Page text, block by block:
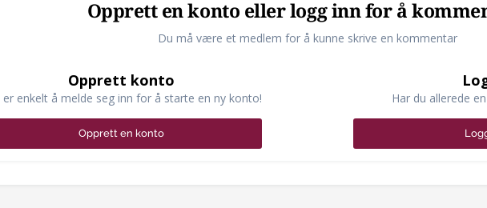
Opprett en konto eller logg inn for å
Du må være et medlem for å kunne skrive en kommentar
Opprett konto
er enkelt å melde seg inn for å starte en ny konto!
Opprett en konto
Har du allerede